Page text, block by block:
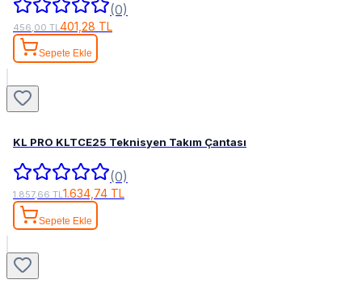
(0)
456,00 TL401,28 TL
Sepete Ekle
KL PRO KLTCE25 Teknisyen Takım Çantası
(0)
1.857,66 TL1.634,74 TL
Sepete Ekle